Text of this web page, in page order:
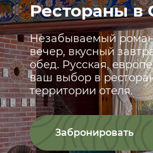
Рестораны в
Незабываемый
вечер, вкусный
обед. Русская,
ваш выбор в
территории отеля.
Забронировать